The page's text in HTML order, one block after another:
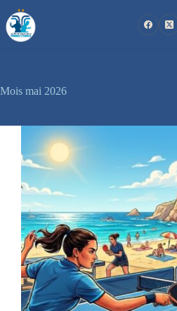
au
contenu
Mois mai 2026